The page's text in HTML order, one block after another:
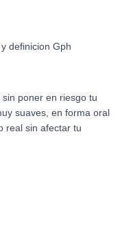
definicion Gph
poner en riesgo tu
suaves, en forma oral
real sin afectar tu